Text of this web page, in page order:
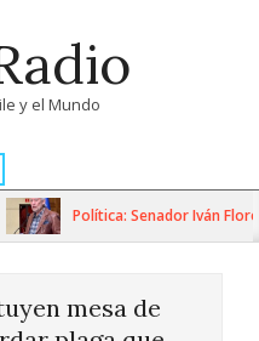
y el Mundo
Política: Senador Iván Flores
mesa de